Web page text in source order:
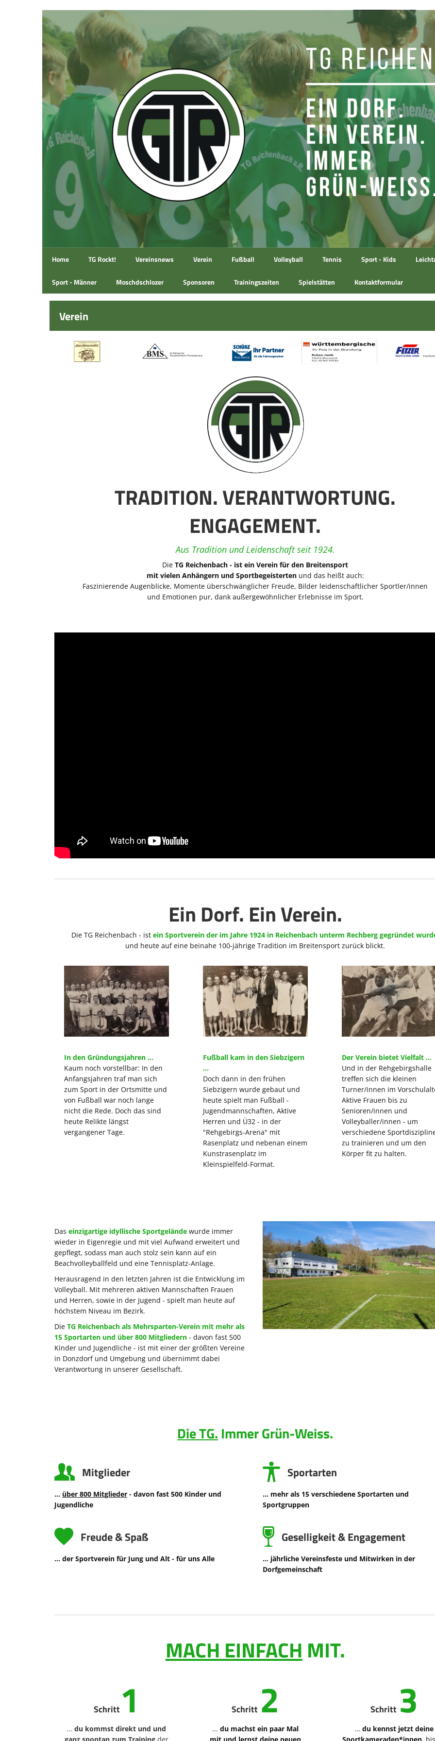
Home TG Rockt! Vereinsnews Verein Fußball Volleyball Tennis Sport - Kids
Sport - Männer Moschdschlozer Sponsoren Trainingszeiten Spielstätten Kontaktformular
Verein
TRADITION. VERANTWORTUNG.
ENGAGEMENT.
Aus Tradition und Leidenschaft seit 1924.
DieTG Reichenbach - ist ein Verein für den Breitensport
mit vielen Anhängern und Sportbegeisterten und das heißt auch:
Faszinierende Augenblicke, Momente überschwänglicher Freude, Bilder leidenschaftlicher Sportler/innen
und Emotionen pur, dank außergewöhnlicher Erlebnisse im Sport.
Ein Dorf. Ein Verein.
Die TG Reichenbach - ist ein Sportverein der im Jahre 1924 in Reichenbach unterm Rechberg gegründet
und heute auf eine beinahe 100-jährige Tradition im Breitensport zurück blickt.
In den Gründungsjahren ...
Kaum noch vorstellbar: In den
Anfangsjahren traf man sich
zum Sport in der Ortsmitte und
von Fußball war noch lange
nicht die Rede. Doch das sind
heute Relikte längst
vergangener Tage.
Fußball kam in den Siebzigern
...
Doch dann in den frühen
Siebzigern wurde gebaut und
heute spielt man Fußball -
Jugendmannschaften, Aktive
Herren und Ü32 - in der
"Rehgebirgs-Arena" mit
Rasenplatz und nebenan einem
Kunstrasenplatz im
Kleinspielfeld-Format.
Der Verein bietet Vielfalt ...
Und in der Rehgebirgshalle
treffen sich die kleinen
Turner/innen im
Aktive Frauen bis zu
Senioren/innen und
Volleyballer/innen - um
verschiedene
zu trainieren und um den
Körper fit zu halten.
Das einzigartige idyllische Sportgelände wurde immer
wieder in Eigenregie und mit viel Aufwand erweitert und
gepflegt, sodass man auch stolz sein kann auf ein
Beachvolleyballfeld und eine Tennisplatz-Anlage.
Herausragend in den letzten Jahren ist die Entwicklung im
Volleyball. Mit mehreren aktiven Mannschaften Frauen
und Herren, sowie in der Jugend - spielt man heute auf
höchstem Niveau im Bezirk.
Die TG Reichenbach als Mehrsparten-Verein mit mehr als
15 Sportarten und über 800 Mitgliedern - davon fast 500
Kinder und Jugendliche - ist mit einer der größten Vereine
in Donzdorf und Umgebung und übernimmt dabei
Verantwortung in unserer Gesellschaft.
Die TG. Immer Grün-Weiss.
Mitglieder
... über 800 Mitglieder - davon fast 500 Kinder und
Jugendliche
Sportarten
... mehr als 15 verschiedene Sportarten und
Sportgruppen
Freude & Spaß
... der Sportverein für Jung und Alt - für uns Alle
Geselligkeit & Engagement
... jährliche Vereinsfeste und Mitwirken in der
Dorfgemeinschaft
MACH EINFACH MIT.
Schritt 1
...du kommst direkt und und
Schritt 2
... du machst ein paar Mal
Schritt 3
...du kennst jetzt deine